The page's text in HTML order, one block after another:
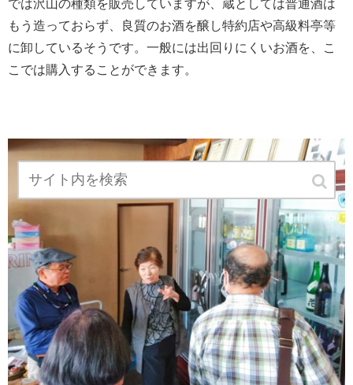
では沢山の種類を販売していますが、蔵としては普通酒は
もう造っておらず、良質のお酒を醸し特約店や高級料亭等
に卸しているそうです。一般には出回りにくいお酒を、こ
こでは購入することができます。